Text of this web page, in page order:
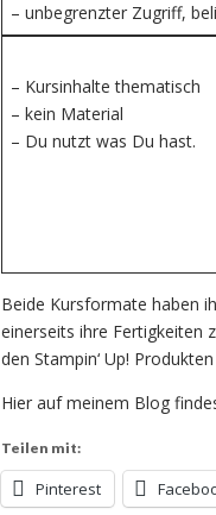
– unbegrenzter Zugriff,
– Kursinhalte thematisch
– kein Material
– Du nutzt was Du hast.
Beide Kursformate haben
einerseits ihre Fertigkeiten
den Stampin‘ Up!
Hier auf meinem Blog
Teilen mit:
Pinterest